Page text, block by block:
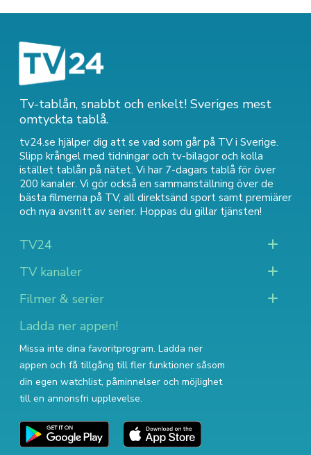
Tv-tablån, snabbt och enkelt! Sveriges mest
omtyckta tablå.
tv24.se hjälper dig att se vad som går på TV i Sverige.
Slipp krångel med tidningar och tv-bilagor och kolla
istället tablån på nätet. Vi har 7-dagars tablå för över
200 kanaler. Vi gör också en sammanställning över de
bästa filmerna på TV, all direktsänd sport samt premiärer
och nya avsnitt av serier. Hoppas du gillar tjänsten!
TV24
TV kanaler
Filmer & serier
Ladda ner appen!
Missa inte dina favoritprogram. Ladda ner
appen och få tillgång till fler funktioner såsom
din egen watchlist, påminnelser och möjlighet
till en annonsfri upplevelse.